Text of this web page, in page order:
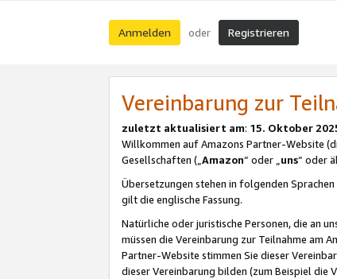
Anmelden oder Registrieren
Vereinbarung zur
zuletzt aktualisiert am: 15. Oktober
Willkommen auf Amazons Partner-Website
Gesellschaften („Amazon“ oder „uns“ oder
Übersetzungen stehen in folgenden
gilt die englische Fassung.
Natürliche oder juristische Personen, die an
müssen die Vereinbarung zur Teilnahme am
Partner-Website stimmen Sie dieser
dieser Vereinbarung bilden (zum Beispiel